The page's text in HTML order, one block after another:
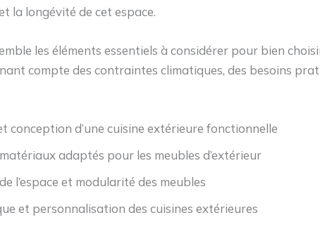
la longévité de cet espace.
les éléments essentiels à considérer pour bien
compte des contraintes climatiques, des besoins
conception d’une cuisine extérieure fonctionnelle
adaptés pour les meubles d’extérieur
l’espace et modularité des meubles
et personnalisation des cuisines extérieures